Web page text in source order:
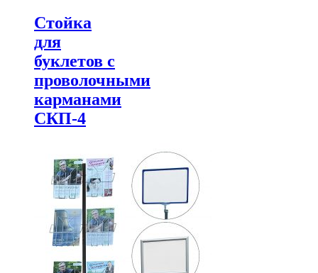
Стойка
для
буклетов c
проволочными
карманами
СКП-4